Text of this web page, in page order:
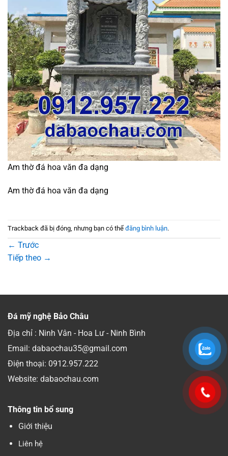
Am thờ đá hoa văn đa dạng
Am thờ đá hoa văn đa dạng
Trackback đã bị đóng, nhưng bạn có thể đăng bình luận.
← Trước
Tiếp theo →
Đá mỹ nghệ Bảo Châu
Địa chỉ : Ninh Vân - Hoa Lư - Ninh Bình
Email: dabaochau35@gmail.com
Điện thoại: 0912.957.222
Website: dabaochau.com
Thông tin bổ sung
Giới thiệu
Liên hệ